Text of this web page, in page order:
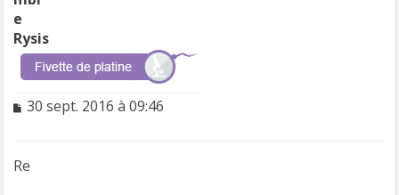
Rysis
M
a
30 sept. 2016 à 09:46
Re